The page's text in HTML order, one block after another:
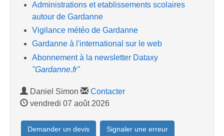
Administrations et etablissements scolaires
autour de Gardanne
Vigilance météo de Gardanne
Gardanne à l'international sur le web
Abonnement à la newsletter Dataxy
"Gardanne.fr"
Daniel Simon
Contacter
vendredi 07 août 2026
Demander un devis Signaler une erreur